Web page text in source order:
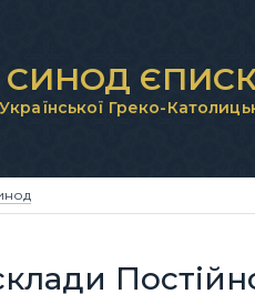
СИНОД
Української Греко-